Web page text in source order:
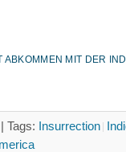
MIT DER
Tags: Insurrection